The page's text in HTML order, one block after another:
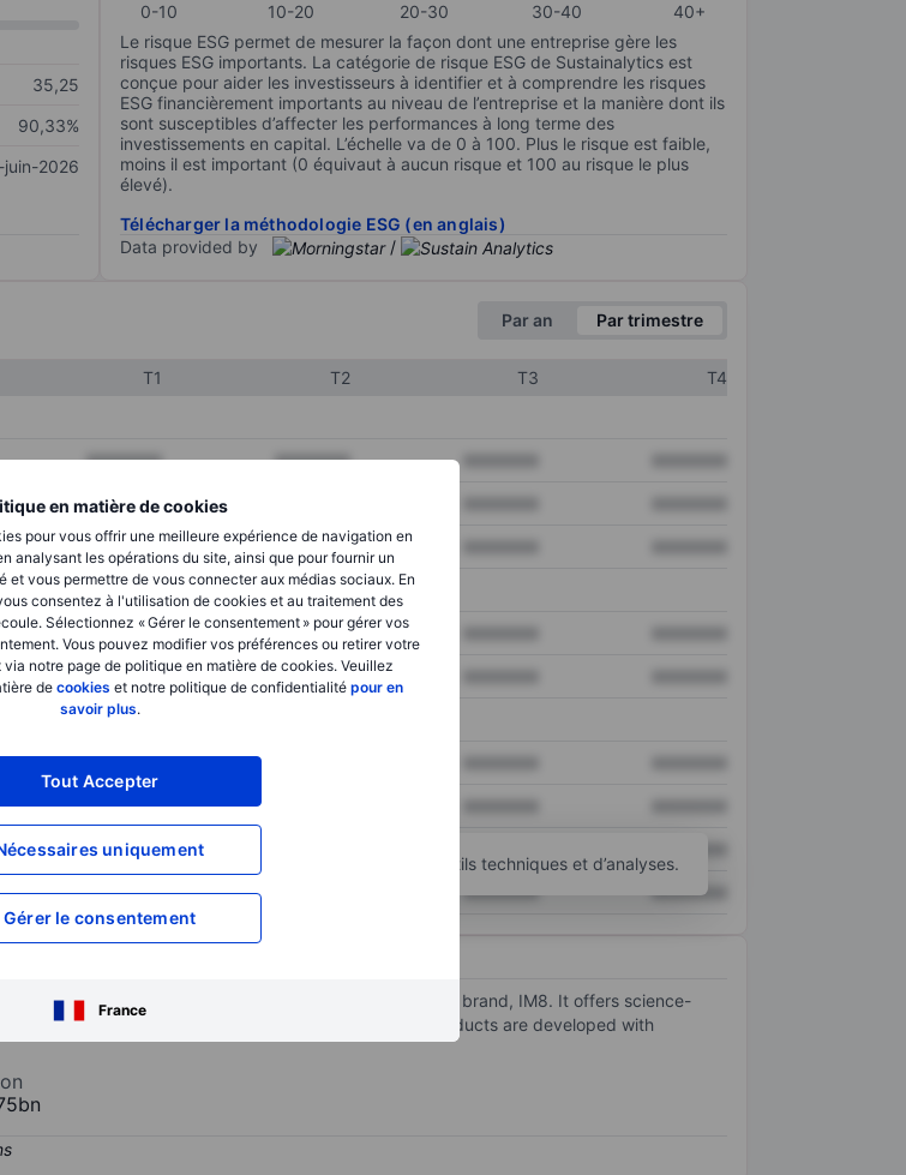
en matière de cookies
pour vous offrir une meilleure expérience de navigation en
analysant les opérations du site, ainsi que pour fournir un
vous permettre de vous connecter aux médias sociaux. En
consentez à l'utilisation de cookies et au traitement des
Sélectionnez « Gérer le consentement » pour gérer vos
Vous pouvez modifier vos préférences ou retirer votre
notre page de politique en matière de cookies. Veuillez
de cookies et notre politique de confidentialité pour en
savoir plus.
Tout Accepter
uniquement
Gérer le consentement
France
35,25
90,33%
juin-2026
0-10 10-20 20-30 30-40
40+
Le risque ESG permet de mesurer la façon dont une entreprise gère les
risques ESG importants. La catégorie de risque ESG de Sustainalytics est
conçue pour aider les investisseurs à identifier et à comprendre les risques
ESG financièrement importants au niveau de l’entreprise et la manière dont ils
sont susceptibles d’affecter les performances à long terme des
investissements en capital. L’échelle va de 0 à 100. Plus le risque est faible,
moins il est important (0 équivaut à aucun risque et 100 au risque le plus
élevé).
Télécharger la méthodologie ESG (en anglais)
Data provided by
/
Par an Par trimestre
T1 T2 T3
T4
XXXXXXX XXXXXXX
XXXXXXX
XXXXXXX XXXXXXX
XXXXXXX XXXXXXX
XXXXXXX XXXXXXX
XXXXXXX
XXXXXXX
XXXXXXX
XXXXXXX XXXXXXX XXXXXXX
Ouvrir un compte pour accéder à d’autres outils techniques et d’analyses.
nutrition and longevity products through its flagship brand, IM8. It offers science-
across multiple countries. The company's products are developed with